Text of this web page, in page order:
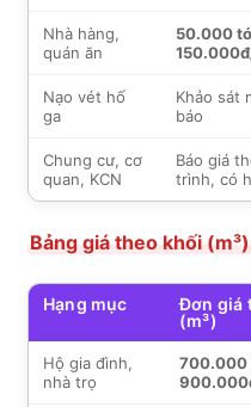
Nhà hàng,
quán ăn
50.000
Nạo vét hố
ga
Khảo sát
báo
Chung cư, cơ
quan, KCN
Báo giá
trình, có
Bảng giá theo khối
Hạng mục
Đơn giá
(m³)
Hộ gia đình,
nhà trọ
700.000